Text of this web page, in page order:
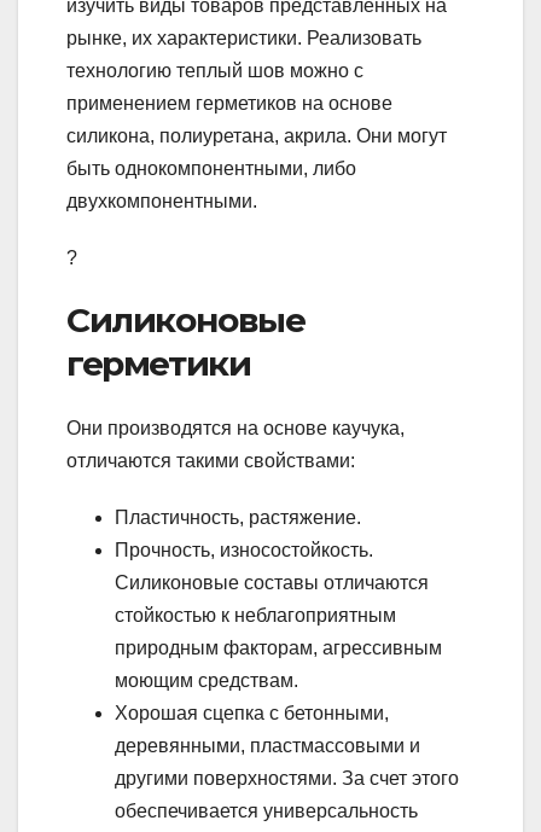
изучить виды товаров представленных на
рынке, их характеристики. Реализовать
технологию теплый шов можно с
применением герметиков на основе
силикона, полиуретана, акрила. Они могут
быть однокомпонентными, либо
двухкомпонентными.
?
Силиконовые
герметики
Они производятся на основе каучука,
отличаются такими свойствами:
Пластичность, растяжение.
Прочность, износостойкость.
Силиконовые составы отличаются
стойкостью к неблагоприятным
природным факторам, агрессивным
моющим средствам.
Хорошая сцепка с бетонными,
деревянными, пластмассовыми и
другими поверхностями. За счет этого
обеспечивается универсальность